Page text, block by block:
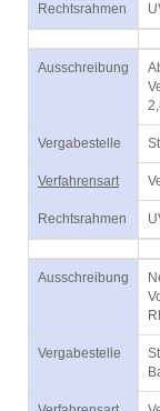
Rechtsrahmen
Ausschreibung
Vergabestelle
Verfahrensart
Rechtsrahmen
Ausschreibung
Vergabestelle